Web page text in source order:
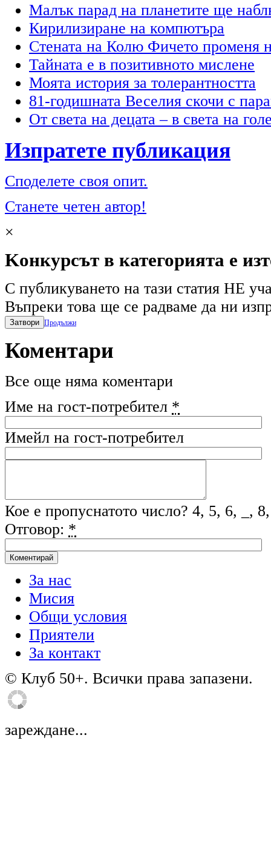
Малък парад на планетите ще
Кирилизиране на компютъра
Стената на Колю Фичето променя
Тайната е в позитивното мислене
Моята история за толерантността
81-годишната Веселия скочи с
От света на децата – в света на
Изпратете публикация
Споделете своя опит.
Станете четен автор!
×
Kонкурсът в категорията е
С публикуването на тази статия НЕ
Въпреки това ще се радваме да ни
Затвори Продължи
Коментари
Все още няма коментари
Име на гост-потребител *
Имейл на гост-потребител
Кое е пропуснатото число? 4, 5, 6, _,
Отговор: *
За нас
Мисия
Общи условия
Приятели
За контакт
© Клуб 50+. Всички права запазени.
зареждане...